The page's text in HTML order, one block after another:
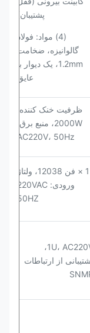
پشتیبان)
(4) مواد: فولاد
گالوانیزه، ضخامت
1.2mm، یک دیوار با
عایق
ظرفیت خنک کننده:
2000W، منبع برق:
AC220V، 50Hz
1 × فن 12038، ولتاژ
ورودی: 220VAC
50HZ
1U، AC220V،
از ارتباطات